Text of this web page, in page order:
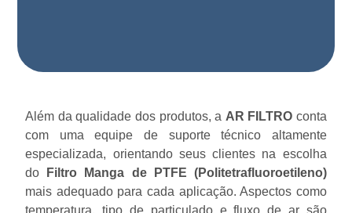
Além da qualidade dos produtos, a AR FILTRO conta
com uma equipe de suporte técnico altamente
especializada, orientando seus clientes na escolha
do
Filtro Manga de PTFE (Politetrafluoroetileno)
mais adequado para cada aplicação. Aspectos como